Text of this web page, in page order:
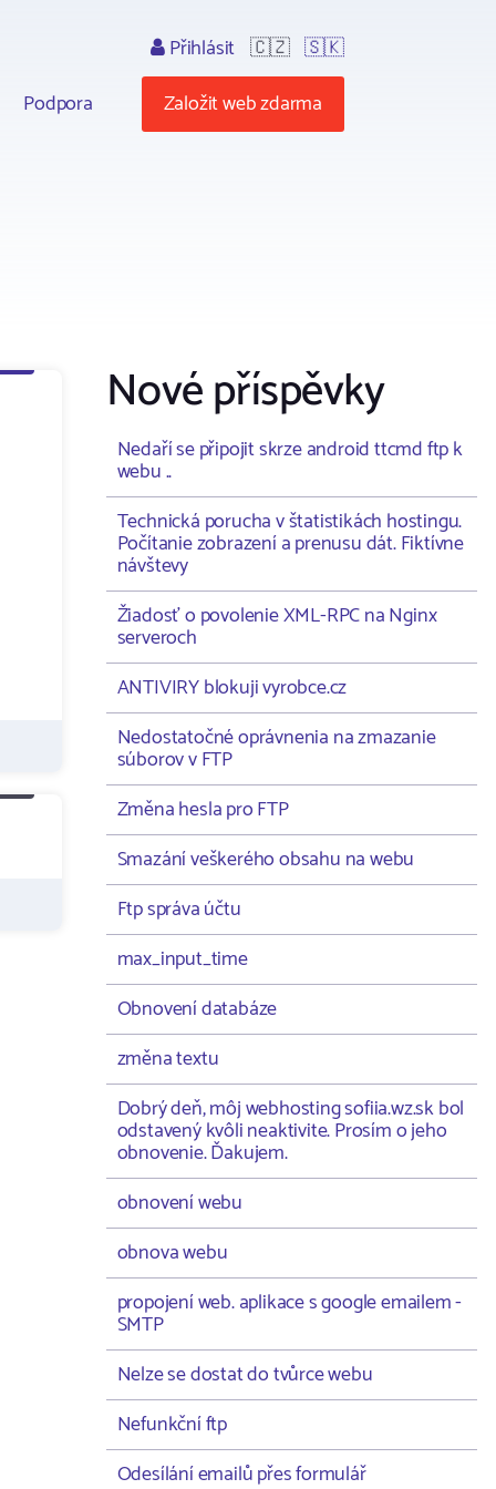
Podpora
Přihlásit 🇨🇿 🇸🇰
Založit web zdarma
Nové příspěvky
Nedaří se připojit skrze android ttcmd ftp k
webu ..
Technická porucha v štatistikách hostingu.
Počítanie zobrazení a prenusu dát. Fiktívne
návštevy
Žiadosť o povolenie XML-RPC na Nginx
serveroch
ANTIVIRY blokuji vyrobce.cz
Nedostatočné oprávnenia na zmazanie
súborov v FTP
Změna hesla pro FTP
Smazání veškerého obsahu na webu
Ftp správa účtu
max_input_time
Obnovení databáze
změna textu
Dobrý deň, môj webhosting sofiia.wz.sk bol
odstavený kvôli neaktivite. Prosím o jeho
obnovenie. Ďakujem.
obnovení webu
obnova webu
propojení web. aplikace s google emailem -
SMTP
Nelze se dostat do tvůrce webu
Nefunkční ftp
Odesílání emailů přes formulář